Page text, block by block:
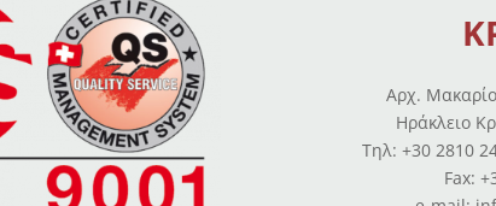
Αρχ.
Ηράκλειο
Tηλ: +30 2810
Fax: